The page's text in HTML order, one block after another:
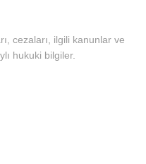
cezaları, ilgili kanunlar ve
hukuki bilgiler.